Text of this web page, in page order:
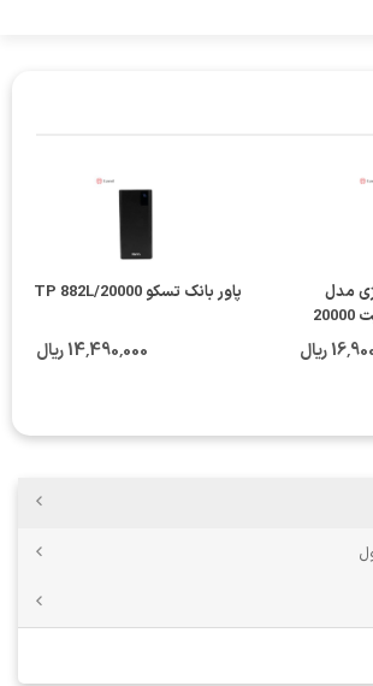
مدل
ریال
پاور بانک تسکو TP 882L/20000
14٬490٬000 ریال